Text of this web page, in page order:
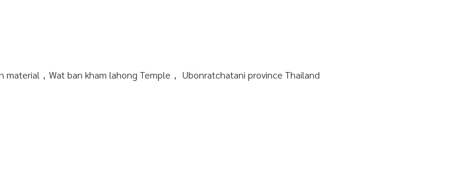
，Wat ban kham lahong Temple， Ubonratchatani province Thailand